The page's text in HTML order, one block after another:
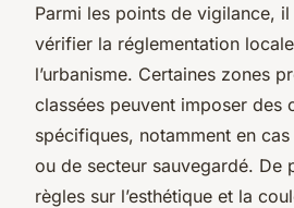
Parmi les points de vigilance,
vérifier la réglementation
l’urbanisme. Certaines zones
classées peuvent imposer des
spécifiques, notamment en
ou de secteur sauvegardé. De
règles sur l’esthétique et la